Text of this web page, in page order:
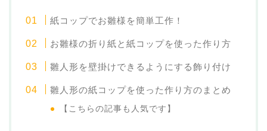
紙コップでお雛様を簡単工作！
お雛様の折り紙と紙コップを使った作り方
雛人形を壁掛けできるようにする飾り付け
雛人形の紙コップを使った作り方のまとめ
【こちらの記事も人気です】